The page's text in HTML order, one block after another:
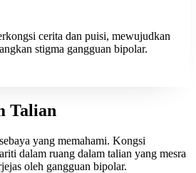
cerita dan puisi, mewujudkan
stigma gangguan bipolar.
Talian
yang memahami. Kongsi
dalam ruang dalam talian yang mesra
oleh gangguan bipolar.